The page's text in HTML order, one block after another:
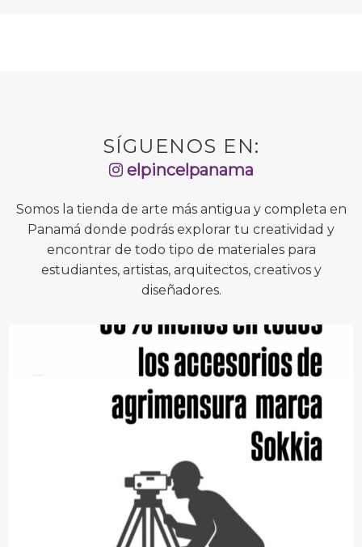
SÍGUENOS EN:
elpincelpanama
Somos la tienda de arte más antigua y completa en
Panamá donde podrás explorar tu creatividad y
encontrar de todo tipo de materiales para
estudiantes, artistas, arquitectos, creativos y
diseñadores.